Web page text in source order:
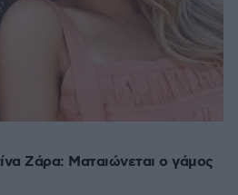
Ζάρα: Ματαιώνεται ο γάμος